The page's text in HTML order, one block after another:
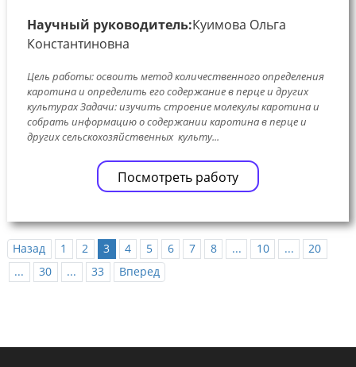
Научный руководитель:Куимова Ольга
Константиновна
Цель работы: освоить метод количественного определения
каротина и определить его содержание в перце и других
культурах Задачи: изучить строение молекулы каротина и
собрать информацию о содержании каротина в перце и
других сельскохозяйственных культу...
Посмотреть работу
Назад 1 2 3 4 5 6 7 8 ... 10 ...
20
...
30 ... 33 Вперед